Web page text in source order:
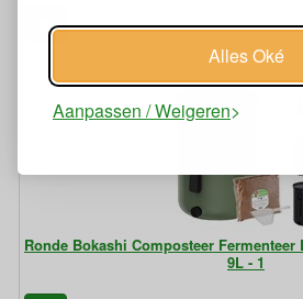
Alles Oké
Aanpassen / Weigeren
Ronde Bokashi Composteer
9L - 1